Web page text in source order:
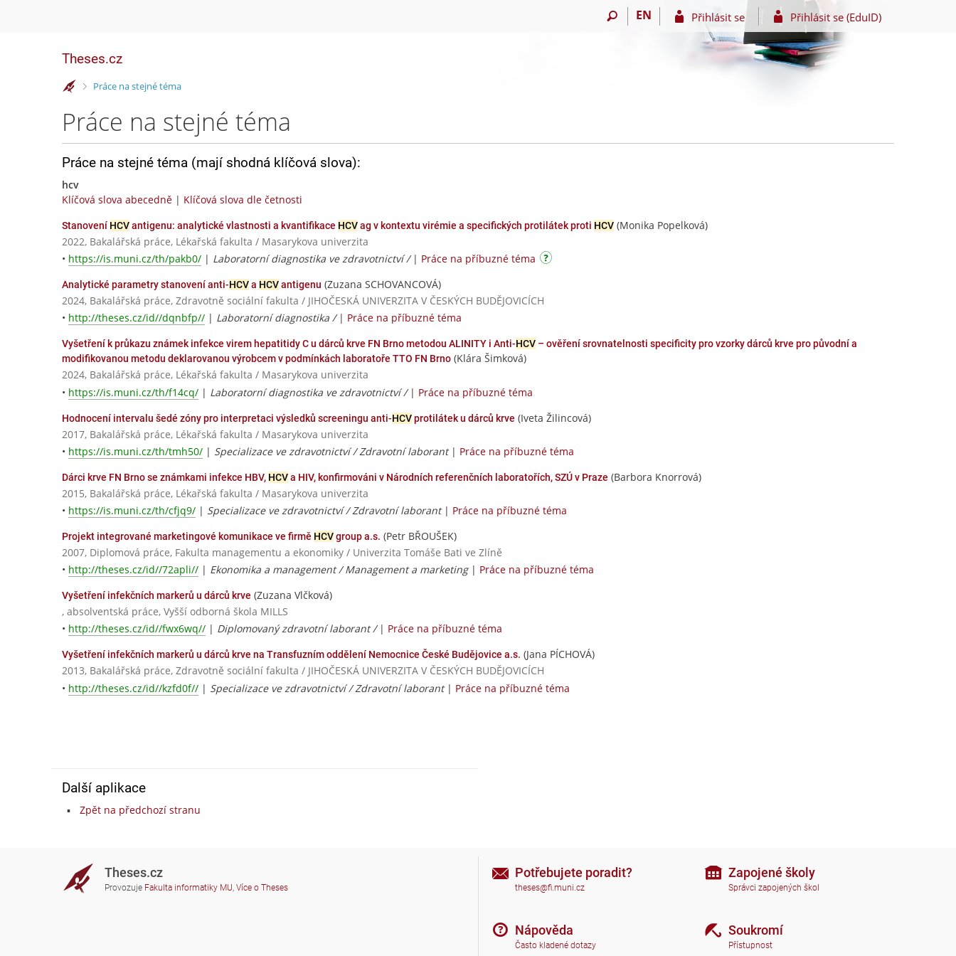
EN Přihlásit se Přihlásit se (EduID)
Theses.cz
>Práce na stejné téma
Práce na stejné téma
Práce na stejné téma (mají shodná klíčová slova):
hcv
Klíčová slova abecedně | Klíčová slova dle četnosti
Stanovení HCVantigenu: analytické vlastnosti a kvantifikace HCVag v kontextu virémie a specifických protilátek proti HCV (Monika Popelková)
2022, Bakalářská práce, Lékařská fakulta / Masarykova univerzita
• https://is.muni.cz/th/pakb0/ | Laboratorní diagnostika ve zdravotnictví / | Práce na příbuzné téma
Analytické parametry stanovení anti-HCVa HCVantigenu (Zuzana SCHOVANCOVÁ)
2024, Bakalářská práce, Zdravotně sociální fakulta / JIHOČESKÁ UNIVERZITA V ČESKÝCH BUDĚJOVICÍCH
• http://theses.cz/id//dqnbfp// | Laboratorní diagnostika / | Práce na příbuzné téma
Vyšetření k průkazu známek infekce virem hepatitidy C u dárců krve FN Brno metodou ALINITY i Anti-HCV – ověření srovnatelnosti specificity pro vzorky dárců krve pro původní a
modifikovanou metodu deklarovanou výrobcem v podmínkách laboratoře TTO FN Brno (Klára Šimková)
2024, Bakalářská práce, Lékařská fakulta / Masarykova univerzita
• https://is.muni.cz/th/f14cq/ | Laboratorní diagnostika ve zdravotnictví / | Práce na příbuzné téma
Hodnocení intervalu šedé zóny pro interpretaci výsledků screeningu anti-HCVprotilátek u dárců krve (Iveta Žilincová)
2017, Bakalářská práce, Lékařská fakulta / Masarykova univerzita
• https://is.muni.cz/th/tmh50/ | Specializace ve zdravotnictví / Zdravotní laborant| Práce na příbuzné téma
Dárci krve FN Brno se známkami infekce HBV, HCVa HIV, konfirmováni v Národních referenčních laboratořích, SZÚ v Praze (Barbora Knorrová)
2015, Bakalářská práce, Lékařská fakulta / Masarykova univerzita
• https://is.muni.cz/th/cfjq9/ | Specializace ve zdravotnictví / Zdravotní laborant| Práce na příbuzné téma
Projekt integrované marketingové komunikace ve firmě HCVgroup a.s. (Petr BŘOUŠEK)
2007, Diplomová práce, Fakulta managementu a ekonomiky / Univerzita Tomáše Bati ve Zlíně
• http://theses.cz/id//72apli// | Ekonomika a management / Management a marketing| Práce na příbuzné téma
Vyšetření infekčních markerů u dárců krve (Zuzana Vlčková)
, absolventská práce, Vyšší odborná škola MILLS
• http://theses.cz/id//fwx6wq// | Diplomovaný zdravotní laborant / | Práce na příbuzné téma
Vyšetření infekčních markerů u dárců krve na Transfuzním oddělení Nemocnice České Budějovice a.s. (Jana PÍCHOVÁ)
2013, Bakalářská práce, Zdravotně sociální fakulta / JIHOČESKÁ UNIVERZITA V ČESKÝCH BUDĚJOVICÍCH
• http://theses.cz/id//kzfd0f// | Specializace ve zdravotnictví / Zdravotní laborant| Práce na příbuzné téma
Další aplikace
Zpět na předchozí stranu
Theses.cz
Provozuje Fakulta informatiky MU, Více o Theses
Potřebujete poradit?
theses@fi.muni.cz
Nápověda
Často kladené dotazy
Zapojené školy
Správci zapojených škol
Soukromí
Přístupnost